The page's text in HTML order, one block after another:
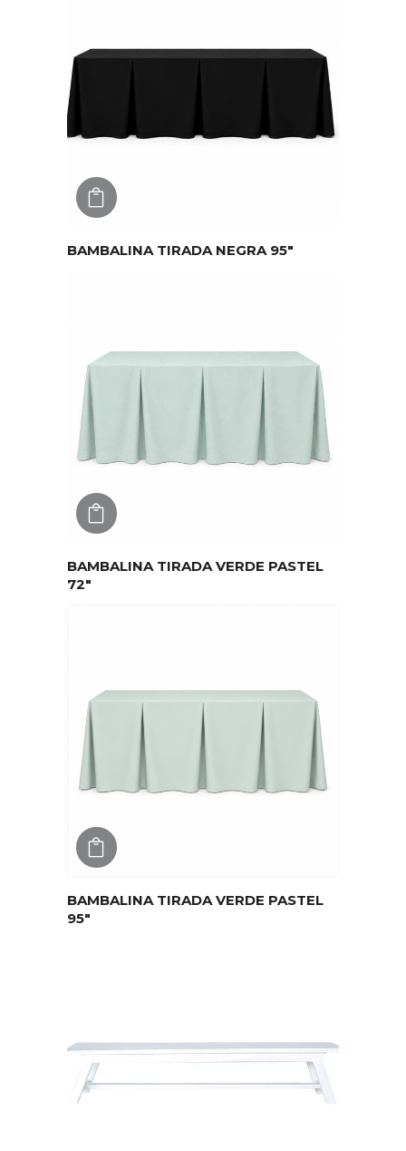
BAMBALINA TIRADA NEGRA 95″
BAMBALINA TIRADA VERDE PASTEL
72″
BAMBALINA TIRADA VERDE PASTEL
95″